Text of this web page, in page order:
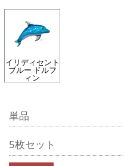
イリディセント
ブルー ドルフ
ィン
単品
5枚セット